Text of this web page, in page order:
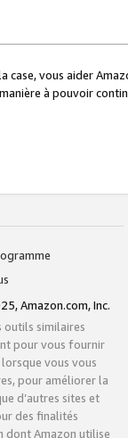
case, vous aider
à pouvoir
Amazon.com, Inc.
outils similaires
pour vous fournir
vous vous
pour améliorer la
d’autres sites et
des finalités
dont Amazon utilise